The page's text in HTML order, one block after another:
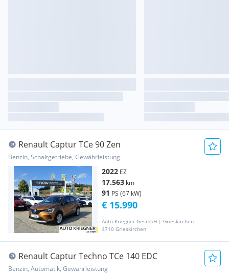
Renault Captur TCe 90 Zen
Benzin, Schaltgetriebe, Gewährleistung
2022 EZ
17.563 km
91 PS (67 kW)
Auto Kriegner GesmbH | Grieskirchen
4710 Grieskirchen
€ 15.990
Renault Captur Techno TCe 140 EDC
Benzin, Automatik, Gewährleistung